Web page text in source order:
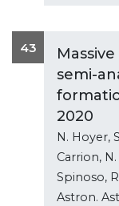
43
semi-
2020
N. Hoyer,
Carrion,
Spinoso,
Astron.